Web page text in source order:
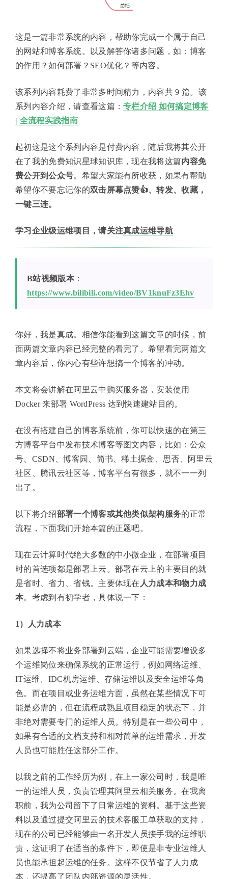
这是一篇非常系统的内容，帮助你完成一个属于自己
的网站和博客系统。以及解答你诸多问题，如：博客
的作用？如何部署？SEO优化？等内容。
该系列内容耗费了非常多时间精力，内容共 9 篇。该
系列内容介绍，请查看这篇：专栏介绍 如何搞定博客
| 全流程实践指南
起初这是这个系列内容是付费内容，随后我将其公开
在了我的免费知识星球知识库，现在我将这篇内容免
费公开到公众号。希望大家能有所收获，如果有帮助
希望你不要忘记你的双击屏幕点赞👍、转发、收藏，
一键三连。
学习企业级运维项目，请关注真成运维导航
B站视频版本：
https://www.bilibili.com/video/BV1knuFz3Ehv
你好，我是真成。相信你能看到这篇文章的时候，前
面两篇文章内容已经完整的看完了。希望看完两篇文
章内容后，你内心有些许想搞一个博客的冲动。
本文将会讲解在阿里云中购买服务器，安装使用
Docker 来部署 WordPress 达到快速建站目的。
在没有搭建自己的博客系统前，你可以快速的在第三
方博客平台中发布技术博客等图文内容，比如：公众
号、CSDN、博客园、简书、稀土掘金、思否、阿里云
社区、腾讯云社区等，博客平台有很多，就不一一列
出了。
以下将介绍部署一个博客或其他类似架构服务的正常
流程，下面我们开始本篇的正题吧。
现在云计算时代绝大多数的中小微企业，在部署项目
时的首选项都是部署上云。部署在云上的主要目的就
是省时、省力、省钱。主要体现在 人力成本和物力成
本。考虑到有初学者，具体说一下：
1）人力成本
如果选择不将业务部署到云端，企业可能需要增设多
个运维岗位来确保系统的正常运行，例如网络运维、
IT运维、IDC机房运维、存储运维以及安全运维等角
色。而在项目或业务运维方面，虽然在某些情况下可
能是必需的，但在流程成熟且项目稳定的状态下，并
非绝对需要专门的运维人员。特别是在一些公司中，
如果有合适的文档支持和相对简单的运维需求，开发
人员也可能胜任这部分工作。
以我之前的工作经历为例，在上一家公司时，我是唯
一的运维人员，负责管理其阿里云相关服务。在我离
职前，我为公司留下了日常运维的资料。基于这些资
料以及通过提交阿里云的技术客服工单获取的支持，
现在的公司已经能够由一名开发人员接手我的运维职
责，这证明了在适当的条件下，即使是非专业运维人
员也能承担起运维的任务。这样不仅节省了人力成
本，还提高了团队内部资源的灵活性。